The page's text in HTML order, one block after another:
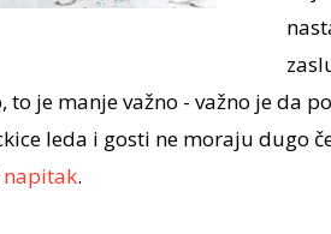
to je manje važno - važno je da
leda i gosti ne moraju dugo
napitak.